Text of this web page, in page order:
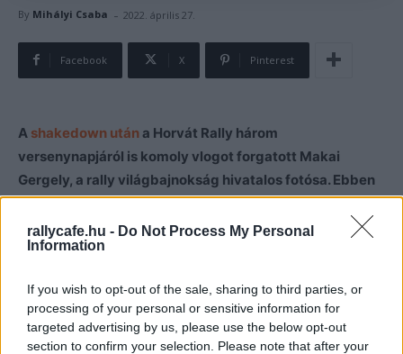
rallycafe.hu - Do Not Process My Personal
Information
If you wish to opt-out of the sale, sharing to third parties, or
processing of your personal or sensitive information for
targeted advertising by us, please use the below opt-out
section to confirm your selection. Please note that after your
By Mihályi Csaba - 2022. április 27.
Facebook X Pinterest
A shakedown után a Horvát Rally három
versenynapjáról is komoly vlogot forgatott Makai
Gergely, a rally világbajnokság hivatalos fotósa. Ebben
természetesen a legjobb képek mellett találkozhatunk
a versenyre nézőként kilátogató Istovics Gergővel, de
egy régi jó ismerős is belesétált Geri csapdájába.
Nagyugrató, levágós, kihordásos kanyar – minden
szerepelt Makai Gergely repertoárjában a Horvát Rallyn,
ahol természetesen Bútor Robit is többször